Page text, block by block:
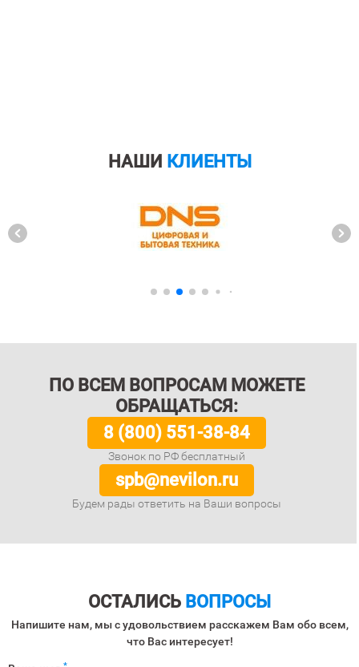
НАШИ КЛИЕНТЫ
ПО ВСЕМ ВОПРОСАМ МОЖЕТЕ
ОБРАЩАТЬСЯ:
8 (800) 551-38-84
Звонок по РФ бесплатный
spb@nevilon.ru
Будем рады ответить на Ваши вопросы
ОСТАЛИСЬ ВОПРОСЫ
Напишите нам, мы с удовольствием расскажем Вам обо всем,
что Вас интересует!